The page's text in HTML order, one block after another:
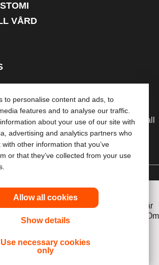
to personalise content and ads, to
features and to analyse our traffic.
about your use of our site with
advertising and analytics partners who
other information that you’ve
or that they’ve collected from your use
Allow all cookies
Show details
Use necessary cookies
only
VÅRD
Med ensamrätt.
som säljs i EU är i förekommande fall
följande symboler
här är inte avsedd som medicinsk
en ersättning för de råd du får av din
annan vårdpersonal. Informationen här
hjälp i akuta medicinska situationer. Om
situation ska du personligen
behandling.
noga med att läsa